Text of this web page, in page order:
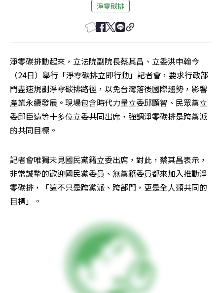
淨零碳排
淨零碳排動起來，立法院副院長蔡其昌、立委洪申翰今
（24日）舉行「淨零碳排立即行動」記者會，要求行政部
門盡速規劃淨零碳排路徑，以免台灣落後國際趨勢，影響
產業永續發展。現場包含時代力量立委邱顯智、民眾黨立
委邱臣遠等十多位立委共同出席，強調淨零碳排是跨黨派
的共同目標。
記者會唯獨未見國民黨籍立委出席，對此，蔡其昌表示，
非常誠摯的歡迎國民黨委員、無黨籍委員都來加入推動淨
零碳排，「這不只是跨黨派、跨部門，更是全人類共同的
目標」。